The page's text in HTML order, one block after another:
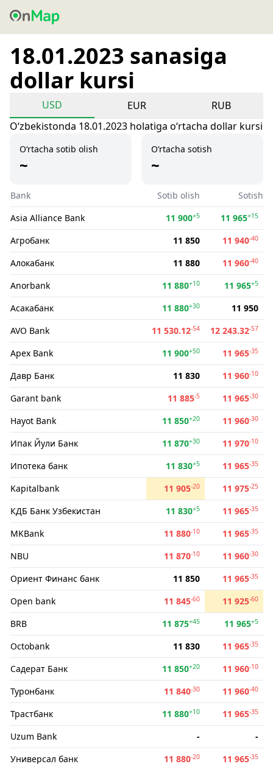
18.01.2023 sanasiga
dollar kursi
USD EUR
RUB
Oʻzbekistonda 18.01.2023 holatiga oʻrtacha dollar kursi
O‘rtacha sotib olish
~
O‘rtacha sotish
~
Bank Sotib olish
Sotish
Asia Alliance Bank
11 900+5 11 965+15
Агробанк 11 850 11 940-40
Алокабанк 11 880 11 960-40
Anorbank 11 880+10 11 965+5
Асакабанк 11 880+30
11 950
AVO Bank
11 530.12-54 12 243.32-57
Apex Bank 11 900+50 11 965-35
Давр Банк 11 830 11 960-10
Garant bank 11 885-5 11 965-30
Hayot Bank 11 850+20 11 960-30
Ипак Йули Банк 11 870+30 11 970-10
Ипотека банк 11 830+5 11 965-35
Kapitalbank 11 905-20 11 975-25
КДБ Банк Узбекистан 11 830+5 11 965-35
MKBank 11 880-10 11 965-35
NBU 11 870-10 11 960-30
Ориент Финанс банк 11 850 11 965-35
Open bank 11 845-60 11 925-60
BRB 11 875+45 11 965+5
Octobank 11 830 11 965-35
Садерат Банк 11 850+20 11 960-10
Туронбанк 11 840-30 11 960-40
Трастбанк 11 880+10 11 965-35
Uzum Bank -
-
Универсал банк
11 880-20 11 965-35